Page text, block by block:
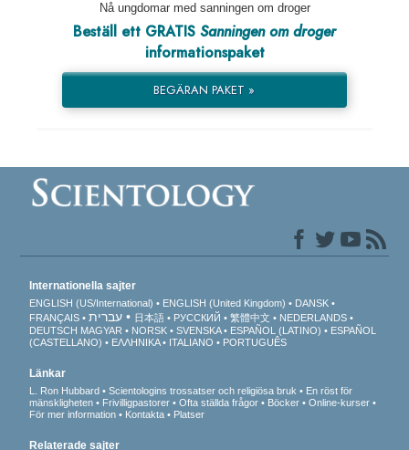
Nå ungdomar med sanningen om droger
Beställ ett GRATIS Sanningen om droger
informationspaket
BEGÄRAN PAKET »
Internationella sajter
ENGLISH (US/International) ENGLISH (United Kingdom)
DANSK
FRANÇAIS
עברית 日本語 РУССКИЙ 繁體中文
NEDERLANDS
DEUTSCH MAGYAR NORSK SVENSKA ESPAÑOL (LATINO)
ESPAÑOL
(CASTELLANO)
ΕΛΛΗΝΙΚA ITALIANO PORTUGUÊS
Länkar
L. Ron Hubbard Scientologins trossatser och religiösa bruk
En röst för
mänskligheten
Frivilligpastorer Ofta ställda frågor Böcker
Online-kurser
För mer information
Kontakta Platser
Relaterade sajter